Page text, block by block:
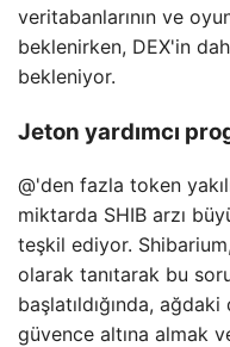
veritabanlarının ve
beklenirken, DEX'in
bekleniyor.
Jeton yardımcı
@'den fazla token
miktarda SHIB arzı
teşkil ediyor.
olarak tanıtarak bu
başlatıldığında,
güvence altına almak